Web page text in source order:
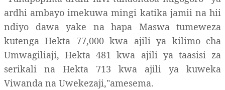
ardhi ambayo imekuwa mingi katika jamii na hii
ndiyo dawa yake na hapa Maswa tumeweza
kutenga Hekta 77,000 kwa ajili ya kilimo cha
Umwagiliaji, Hekta 481 kwa ajili ya taasisi za
serikali na Hekta 713 kwa ajili ya kuweka
Viwanda na Uwekezaji,"amesema.